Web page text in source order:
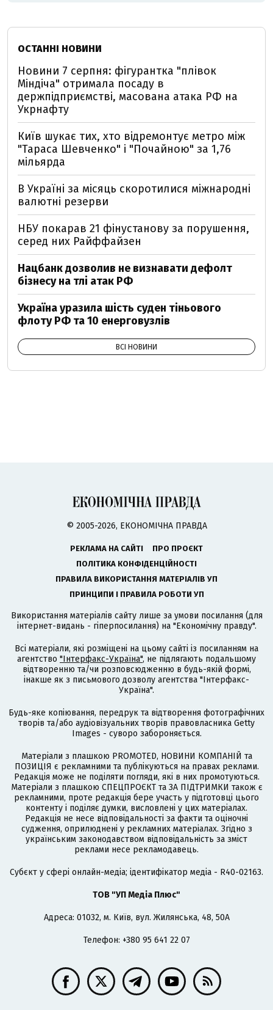
ОСТАННІ НОВИНИ
Новини 7 серпня: фігурантка "плівок
Міндіча" отримала посаду в
держпідприємстві, масована атака РФ на
Укрнафту
Київ шукає тих, хто відремонтує метро між
"Тараса Шевченко" і "Почайною" за 1,76
мільярда
В Україні за місяць скоротилися міжнародні
валютні резерви
НБУ покарав 21 фінустанову за порушення,
серед них Райффайзен
Нацбанк дозволив не визнавати дефолт
бізнесу на тлі атак РФ
Україна уразила шість суден тіньового
флоту РФ та 10 енерговузлів
ВСІ НОВИНИ
© 2005-2026, ЕКОНОМІЧНА ПРАВДА
РЕКЛАМА НА САЙТІ
ПРО ПРОЄКТ
ПОЛІТИКА КОНФІДЕНЦІЙНОСТІ
ПРАВИЛА ВИКОРИСТАННЯ МАТЕРІАЛІВ УП
ПРИНЦИПИ І ПРАВИЛА РОБОТИ УП
Використання матеріалів сайту лише за умови посилання (для
інтернет-видань - гіперпосилання) на "Економічну правду".
Всі матеріали, які розміщені на цьому сайті із посиланням на
агентство "Інтерфакс-Україна", не підлягають подальшому
відтворенню та/чи розповсюдженню в будь-якій формі,
інакше як з письмового дозволу агентства "Інтерфакс-
Україна".
Будь-яке копіювання, передрук та відтворення фотографічних
творів та/або аудіовізуальних творів правовласника Getty
Images - суворо забороняється.
Матеріали з плашкою PROMOTED, НОВИНИ КОМПАНІЙ та
ПОЗИЦІЯ є рекламними та публікуються на правах реклами.
Редакція може не поділяти погляди, які в них промотуються.
Матеріали з плашкою СПЕЦПРОЄКТ та ЗА ПІДТРИМКИ також є
рекламними, проте редакція бере участь у підготовці цього
контенту і поділяє думки, висловлені у цих матеріалах.
Редакція не несе відповідальності за факти та оціночні
судження, оприлюднені у рекламних матеріалах. Згідно з
українським законодавством відповідальність за зміст
реклами несе рекламодавець.
Cубєкт у сфері онлайн-медіа; ідентифікатор медіа - R40-02163.
ТОВ "УП Медіа Плюс"
Адреса: 01032, м. Київ, вул. Жилянська, 48, 50А
Телефон: +380 95 641 22 07